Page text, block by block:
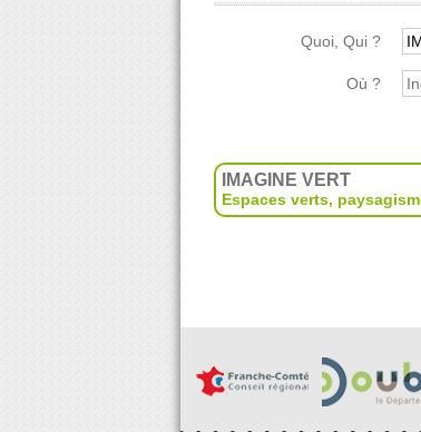
Quoi, Qui ?
Où ?
IMAGINE VERT
Espaces verts,